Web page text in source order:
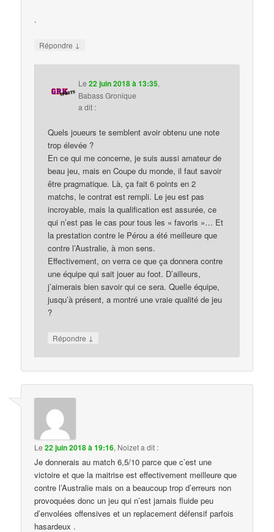
.
Répondre ↓
Le22 juin 2018 à 13:35,
Babass Gronique
a dit :
Quels joueurs te semblent avoir obtenu une note
trop élevée ?
En ce qui me concerne, je suis aussi amateur de
beau jeu, mais en Coupe du monde, il faut savoir
être pragmatique. Là, ça fait 6 points en 2
matchs, le contrat est rempli. Le jeu est pas
incroyable, mais la qualification est assurée, ce
qui n’est pas le cas pour tous les « favoris »… Et
la prestation contre le Pérou a été meilleure que
contre l’Australie, à mon sens.
Effectivement, on verra ce que ça donnera contre
une équipe qui sait jouer au foot. D’ailleurs,
j’aimerais bien savoir qui ce sera. Quelle équipe,
jusqu’à présent, a montré une vraie qualité de jeu
?
Répondre ↓
Le22 juin 2018 à 19:16, Noizeta dit :
Je donnerais au match 6,5/10 parce que c’est une
victoire et que la maitrise est effectivement meilleure que
contre l’Australie mais on a beaucoup trop d’erreurs non
provoquées donc un jeu qui n’est jamais fluide peu
d’envolées offensives et un replacement défensif parfois
hasardeux .